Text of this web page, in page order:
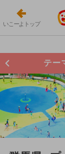
いこーよトップ
テー